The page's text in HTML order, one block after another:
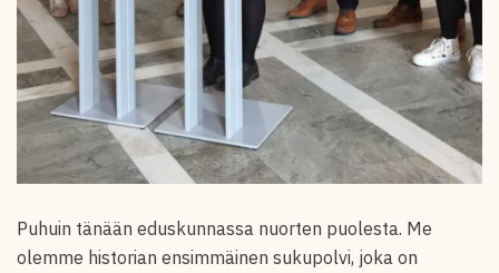
Puhuin tänään eduskunnassa nuorten puolesta. Me
olemme historian ensimmäinen sukupolvi, joka on